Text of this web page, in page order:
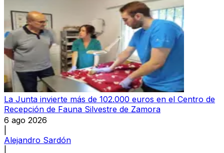
La Junta invierte más de 102.000 euros en el Centro de
Recepción de Fauna Silvestre de Zamora
6 ago 2026
Alejandro Sardón